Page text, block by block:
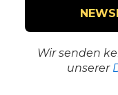
Wir senden
unserer